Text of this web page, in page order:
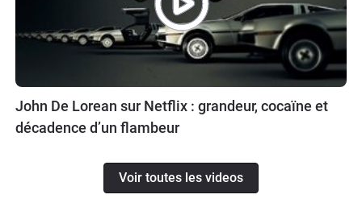
John De Lorean sur Netflix : grandeur, cocaïne et
décadence d’un flambeur
Voir toutes les videos